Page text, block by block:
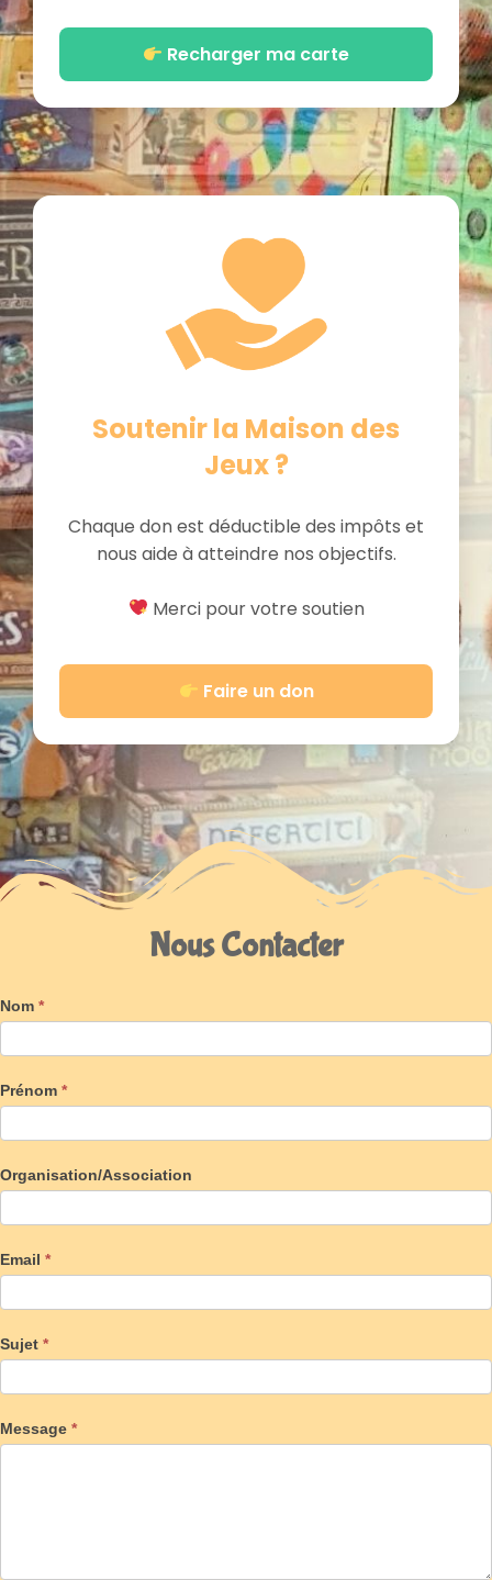
Recharger ma carte
Soutenir la Maison des
Jeux ?
Chaque don est déductible des impôts et
nous aide à atteindre nos objectifs.
Merci pour votre soutien
Faire un don
Nous Contacter
Nom *
Prénom *
Organisation/Association
Email *
Sujet *
Message *